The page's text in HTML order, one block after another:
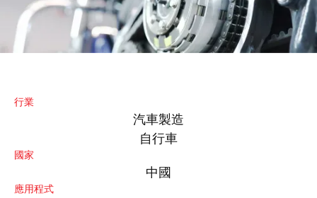
行業
汽車製造
自行車
國家
中國
應用程式